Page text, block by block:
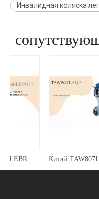
Инвалидная коляска